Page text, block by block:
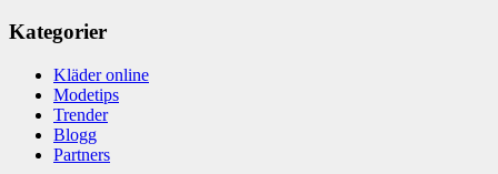
Kategorier
Kläder online
Modetips
Trender
Blogg
Partners